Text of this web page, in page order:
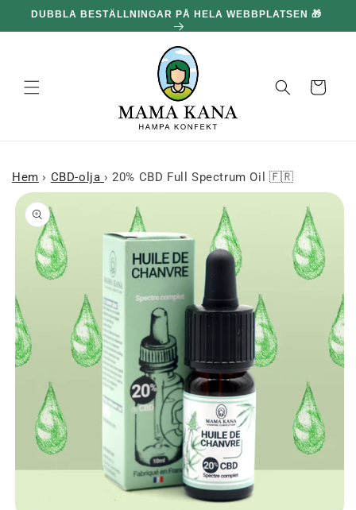
och gå
DUBBLA BESTÄLLNINGAR PÅ HELA WEBBPLATSEN 🎁
Korg
Hem › CBD-olja › 20% CBD Full Spectrum Oil 🇫🇷
till